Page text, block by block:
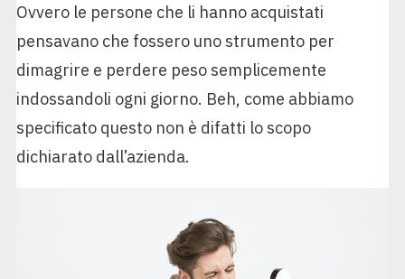
Ovvero le persone che li hanno acquistati
pensavano che fossero uno strumento per
dimagrire e perdere peso semplicemente
indossandoli ogni giorno. Beh, come abbiamo
specificato questo non è difatti lo scopo
dichiarato dall’azienda.